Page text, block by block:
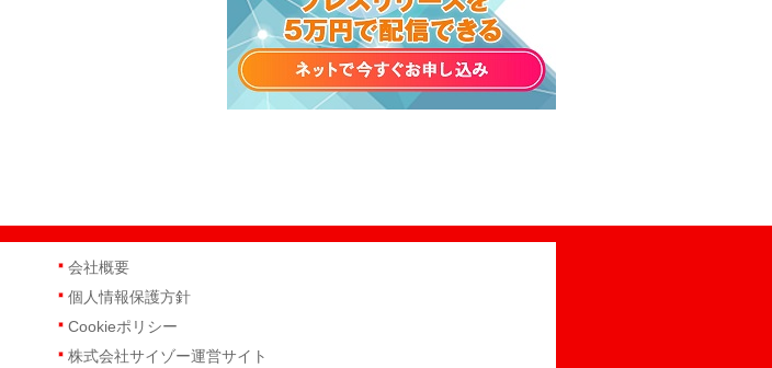
会社概要
個人情報保護方針
Cookieポリシー
株式会社サイゾー運営サイト